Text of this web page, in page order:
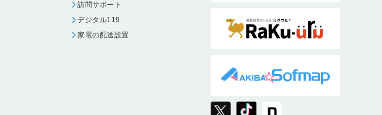
訪問サポート
デジタル119
家電の配送設置